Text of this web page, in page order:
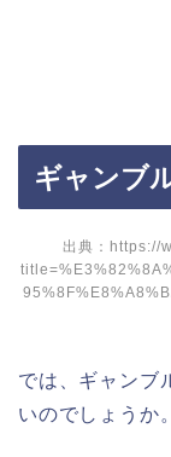
ギャンブ
出典：https://
では、ギャンブ
いのでしょうか。